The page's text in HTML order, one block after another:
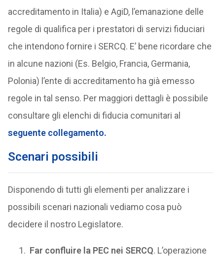
accreditamento in Italia) e AgiD, l’emanazione delle
regole di qualifica per i prestatori di servizi fiduciari
che intendono fornire i SERCQ. E’ bene ricordare che
in alcune nazioni (Es. Belgio, Francia, Germania,
Polonia) l’ente di accreditamento ha già emesso
regole in tal senso. Per maggiori dettagli è possibile
consultare gli elenchi di fiducia comunitari al
seguente collegamento.
Scenari possibili
Disponendo di tutti gli elementi per analizzare i
possibili scenari nazionali vediamo cosa può
decidere il nostro Legislatore.
Far confluire la PEC nei SERCQ. L’operazione